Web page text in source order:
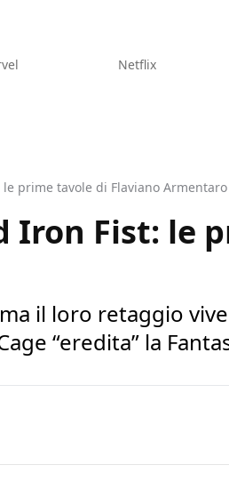
Netflix
prime tavole di Flaviano Armentaro
Iron Fist: le
il loro retaggio
“eredita” la